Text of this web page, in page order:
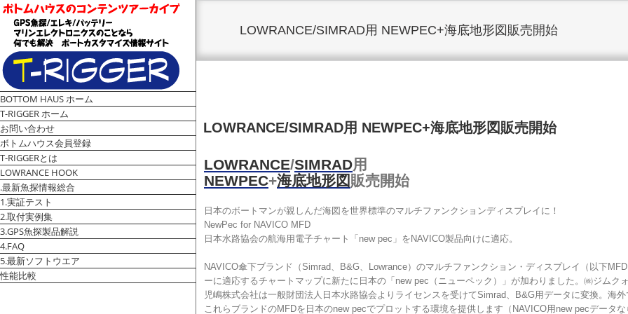
BOTTOM HAUS ホーム
T-RIGGER ホーム
お問い合わせ
ボトムハウス会員登録
T-RIGGERとは
LOWRANCE HOOK
.最新魚探情報総合
1.実証テスト
2.取付実例集
3.GPS魚探製品解説
4.FAQ
5.最新ソフトウエア
性能比較
LOWRANCE/SIMRAD用 NEWPEC+海底地形図販売開始
e
L
a
r
e
g
e
LOWRANCE/SIMRAD用 NEWPEC+海底地形図販売開始
LOWRANCE/SIMRAD用
NEWPEC+海底地形図販売開始
日本のボートマンが親しんだ海図を世界標準のマルチファンクションディスプレイに！
NewPec for NAVICO MFD
日本水路協会の航海用電子チャート「new pec」をNAVICO製品向けに適応。
NAVICO傘下ブランド（Simrad、B&G、Lowrance）のマルチファンクション・ディスプレイ（以下
ーに適応するチャートマップに新たに日本の「new pec（ニューペック）」が加わりました。㈱ジムク
児嶋株式会社は一般財団法人日本水路協会よりライセンスを受けてSimrad、B&G用データに変換。海
これらブランドのMFDを日本のnew pecでプロットする環境を提供します（NAVICO用new pecデータ